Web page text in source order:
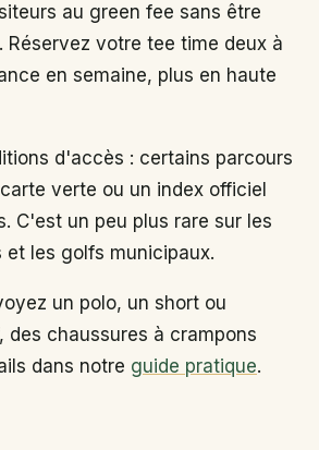
au green fee sans être
Réservez votre tee time deux à
en semaine, plus en haute
d'accès : certains parcours
verte ou un index officiel
C'est un peu plus rare sur les
et les golfs municipaux.
un polo, un short ou
des chaussures à crampons
dans notre guide pratique.